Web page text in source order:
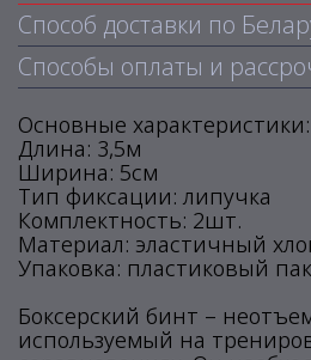
Способ доставки по
Способы оплаты и
Основные характеристики:
Длина: 3,5м
Ширина: 5см
Тип фиксации: липучка
Комплектность: 2шт.
Материал: эластичный
Упаковка: пластиковый
Боксерский бинт –
используемый на